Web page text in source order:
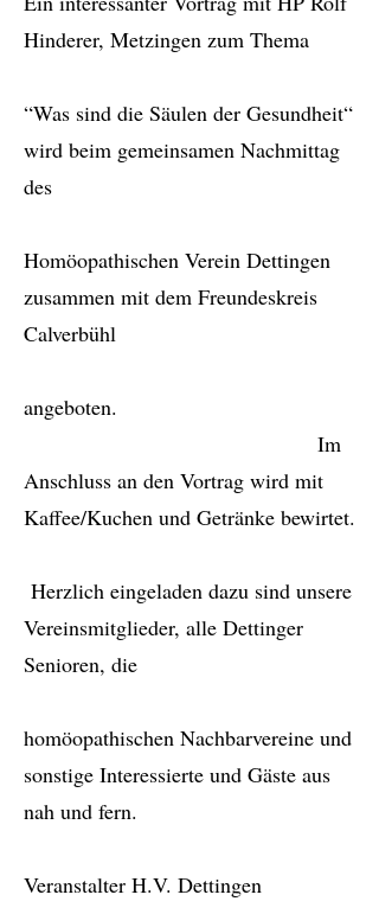
Hinderer, Metzingen zum Thema
“Was sind die Säulen der Gesundheit“
wird beim gemeinsamen Nachmittag
des
Homöopathischen Verein Dettingen
zusammen mit dem Freundeskreis
Calverbühl
angeboten.
Im
Anschluss an den Vortrag wird mit
Kaffee/Kuchen und Getränke bewirtet.
Herzlich eingeladen dazu sind unsere
Vereinsmitglieder, alle Dettinger
Senioren, die
homöopathischen Nachbarvereine und
sonstige Interessierte und Gäste aus
nah und fern.
Veranstalter H.V. Dettingen